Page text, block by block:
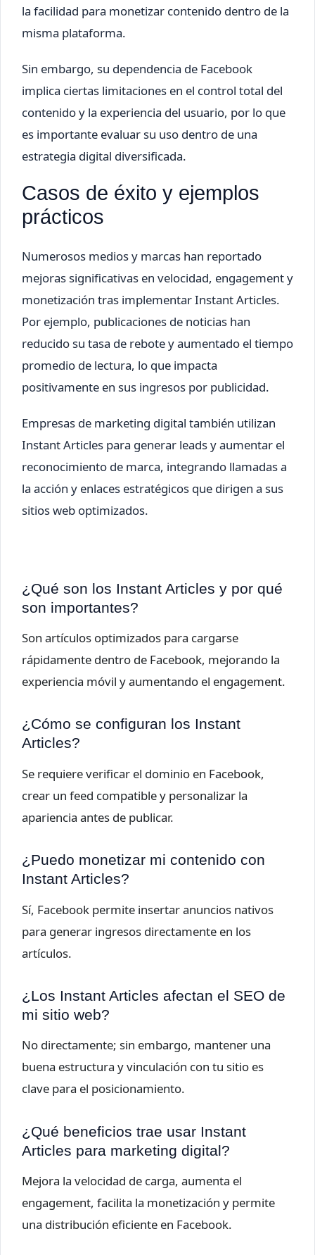
la facilidad para monetizar contenido dentro de la
misma plataforma.
Sin embargo, su dependencia de Facebook
implica ciertas limitaciones en el control total del
contenido y la experiencia del usuario, por lo que
es importante evaluar su uso dentro de una
estrategia digital diversificada.
Casos de éxito y ejemplos
prácticos
Numerosos medios y marcas han reportado
mejoras significativas en velocidad, engagement y
monetización tras implementar Instant Articles.
Por ejemplo, publicaciones de noticias han
reducido su tasa de rebote y aumentado el tiempo
promedio de lectura, lo que impacta
positivamente en sus ingresos por publicidad.
Empresas de marketing digital también utilizan
Instant Articles para generar leads y aumentar el
reconocimiento de marca, integrando llamadas a
la acción y enlaces estratégicos que dirigen a sus
sitios web optimizados.
¿Qué son los Instant Articles y por qué
son importantes?
Son artículos optimizados para cargarse
rápidamente dentro de Facebook, mejorando la
experiencia móvil y aumentando el engagement.
¿Cómo se configuran los Instant
Articles?
Se requiere verificar el dominio en Facebook,
crear un feed compatible y personalizar la
apariencia antes de publicar.
¿Puedo monetizar mi contenido con
Instant Articles?
Sí, Facebook permite insertar anuncios nativos
para generar ingresos directamente en los
artículos.
¿Los Instant Articles afectan el SEO de
mi sitio web?
No directamente; sin embargo, mantener una
buena estructura y vinculación con tu sitio es
clave para el posicionamiento.
¿Qué beneficios trae usar Instant
Articles para marketing digital?
Mejora la velocidad de carga, aumenta el
engagement, facilita la monetización y permite
una distribución eficiente en Facebook.